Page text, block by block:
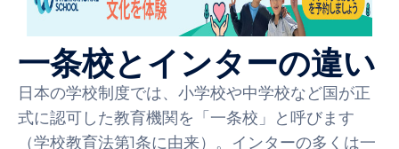
一条校とインターの違い
日本の学校制度では、小学校や中学校など国が正
式に認可した教育機関を「一条校」と呼びます
（学校教育法第1条に由来）。インターの多くは一